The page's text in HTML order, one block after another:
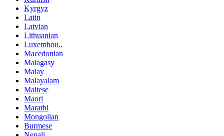
Kyrgyz
Latin
Latvian
Lithuanian
Luxembou..
Macedonian
Malagasy
Malay
Malayalam
Maltese
Maori
Marathi
Mongolian
Burmese